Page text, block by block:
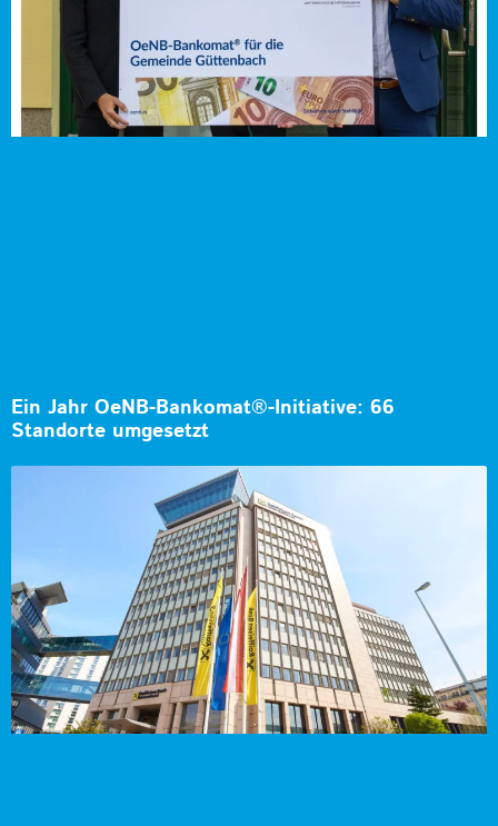
Ein Jahr OeNB-Bankomat®-Initiative: 66
Standorte umgesetzt